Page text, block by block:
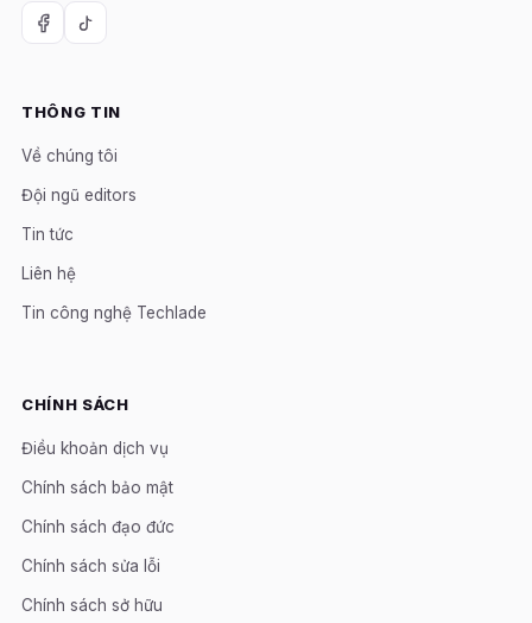
THÔNG TIN
Về chúng tôi
Đội ngũ editors
Tin tức
Liên hệ
Tin công nghệ Techlade
CHÍNH SÁCH
Điều khoản dịch vụ
Chính sách bảo mật
Chính sách đạo đức
Chính sách sửa lỗi
Chính sách sở hữu